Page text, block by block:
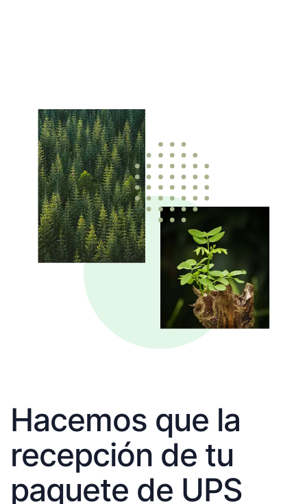
Hacemos que la
recepción de tu
paquete de UPS